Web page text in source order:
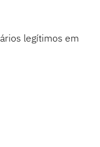
legítimos em